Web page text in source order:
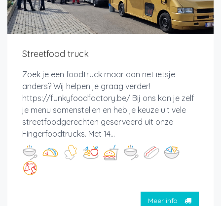
Streetfood truck
Zoek je een foodtruck maar dan net ietsje
anders? Wij helpen je graag verder!
https://funkyfoodfactory.be/ Bij ons kan je zelf
je menu samenstellen en heb je keuze uit vele
streetfoodgerechten geserveerd uit onze
Fingerfoodtrucks. Met 14...
Meer info